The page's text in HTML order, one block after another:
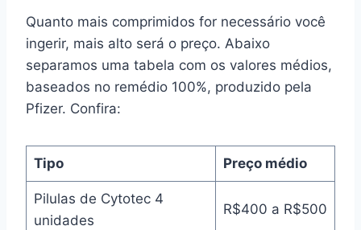
Quanto mais comprimidos for necessário você
ingerir, mais alto será o preço. Abaixo
separamos uma tabela com os valores médios,
baseados no remédio 100%, produzido pela
Pfizer. Confira:
Tipo Preço médio
Pilulas de Cytotec 4
unidades
R$400 a R$500